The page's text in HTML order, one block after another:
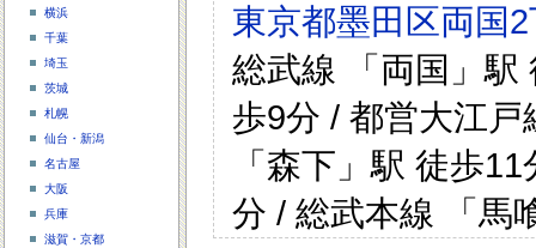
東京都墨田区両国
総武線 「両国」駅
歩9分 / 都営大江
「森下」駅 徒歩
分 / 総武本線 「馬
横浜
千葉
埼玉
茨城
札幌
仙台・新潟
名古屋
大阪
兵庫
滋賀・京都